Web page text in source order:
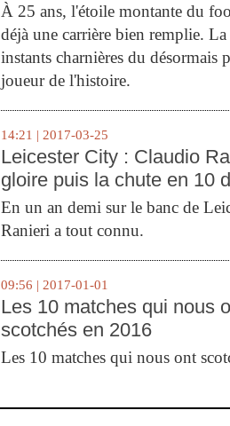
À 25 ans, l'étoile montante du
déjà une carrière bien remplie.
instants charnières du désormais
joueur de l'histoire.
14:21 | 2017-03-25
Leicester City : Claudio
gloire puis la chute en 10
En un an demi sur le banc de
Ranieri a tout connu.
09:56 | 2017-01-01
Les 10 matches qui nous
scotchés en 2016
Les 10 matches qui nous ont